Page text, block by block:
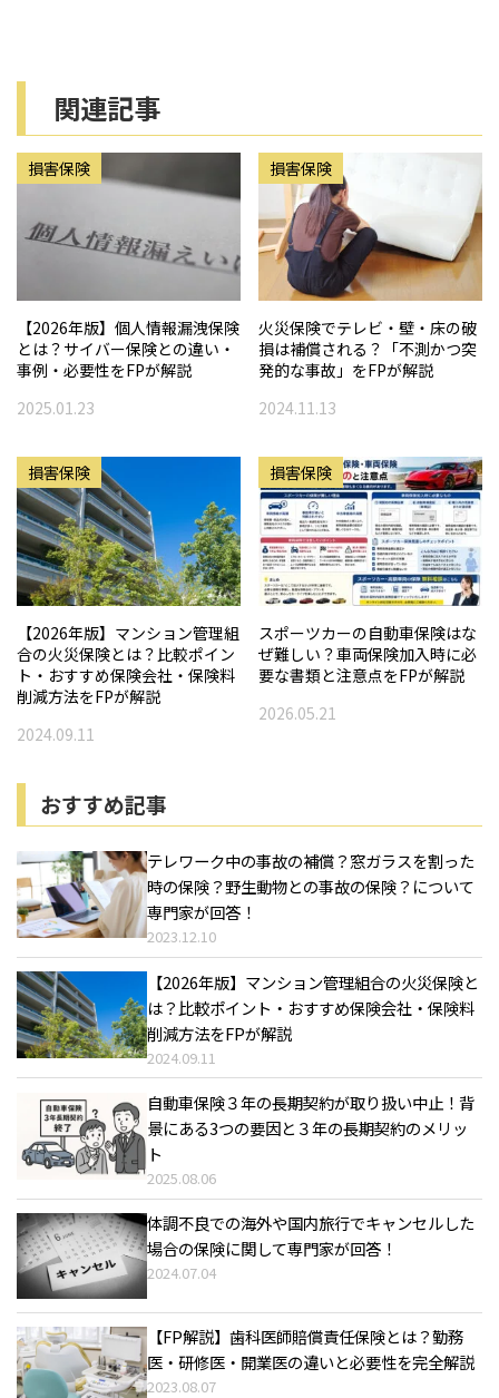
関連記事
損害保険
【2026年版】個人情報漏洩保険
とは？サイバー保険との違い・
事例・必要性をFPが解説
2025.01.23
損害保険
火災保険でテレビ・壁・床の破
損は補償される？「不測かつ突
発的な事故」をFPが解説
2024.11.13
損害保険
【2026年版】マンション管理組
合の火災保険とは？比較ポイン
ト・おすすめ保険会社・保険料
削減方法をFPが解説
2024.09.11
損害保険
スポーツカーの自動車保険はな
ぜ難しい？車両保険加入時に必
要な書類と注意点をFPが解説
2026.05.21
おすすめ記事
テレワーク中の事故の補償？窓ガラスを割った
時の保険？野生動物との事故の保険？について
専門家が回答！
2023.12.10
【2026年版】マンション管理組合の火災保険と
は？比較ポイント・おすすめ保険会社・保険料
削減方法をFPが解説
2024.09.11
自動車保険３年の長期契約が取り扱い中止！背
景にある3つの要因と３年の長期契約のメリッ
ト
2025.08.06
体調不良での海外や国内旅行でキャンセルした
場合の保険に関して専門家が回答！
2024.07.04
【FP解説】歯科医師賠償責任保険とは？勤務
医・研修医・開業医の違いと必要性を完全解説
2023.08.07